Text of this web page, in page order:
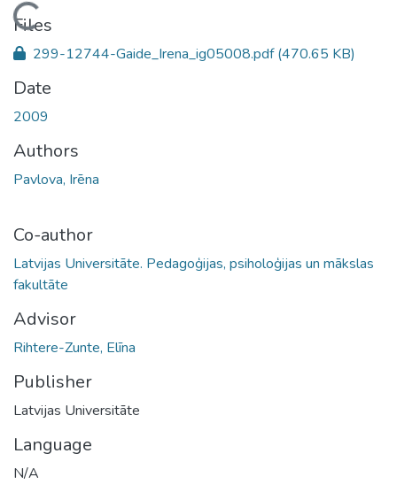
Files
299-12744-Gaide_Irena_ig05008.pdf(470.65 KB)
Date
2009
Authors
Pavlova, Irēna
Co-author
Latvijas Universitāte. Pedagoģijas, psiholoģijas un mākslas
fakultāte
Advisor
Rihtere-Zunte, Elīna
Publisher
Latvijas Universitāte
Language
N/A